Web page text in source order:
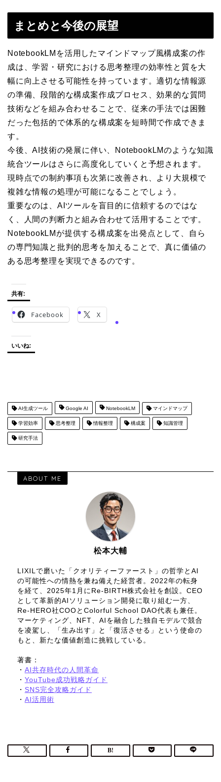
まとめと今後の展望
NotebookLMを活用したマインドマップ風構成案の作
成は、学習・研究における思考整理の効率性と質を大
幅に向上させる可能性を持っています。適切な情報源
の準備、段階的な構成案作成プロセス、効果的な質問
技術などを組み合わせることで、従来の手法では困難
だった包括的で体系的な構成案を短時間で作成できま
す。
今後、AI技術の発展に伴い、NotebookLMのような知識
統合ツールはさらに高度化していくと予想されます。
現時点での制約事項も次第に改善され、より大規模で
複雑な情報の処理が可能になることでしょう。
重要なのは、AIツールを盲目的に信頼するのではな
く、人間の判断力と組み合わせて活用することです。
NotebookLMが提供する構成案を出発点として、自ら
の専門知識と批判的思考を加えることで、真に価値の
ある思考整理を実現できるのです。
共有:
Facebook X
いいね:
AI生成ツール Google AI NotebookLM マインドマップ
学習効率 思考整理 情報整理 構成案 知識管理
研究手法
ABOUT ME
松本大輔
LIXILで磨いた「クオリティーファースト」の哲学とAI
の可能性への情熱を兼ね備えた経営者。2022年の転身
を経て、2025年1月にRe-BIRTH株式会社を創設。CEO
として革新的AIソリューション開発に取り組む一方、
Re-HERO社COOとColorful School DAO代表も兼任。
マーケティング、NFT、AIを融合した独自モデルで競合
を凌駕し、「生み出す」と「復活させる」という使命の
もと、新たな価値創造に挑戦している。
著書：
・ AI共存時代の人間革命
・ YouTube成功戦略ガイド
・ SNS完全攻略ガイド
・ AI活用術